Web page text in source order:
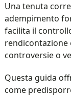
Una tenuta
adempimento
facilita il
rendicontazione
controversie o
Questa guida
come